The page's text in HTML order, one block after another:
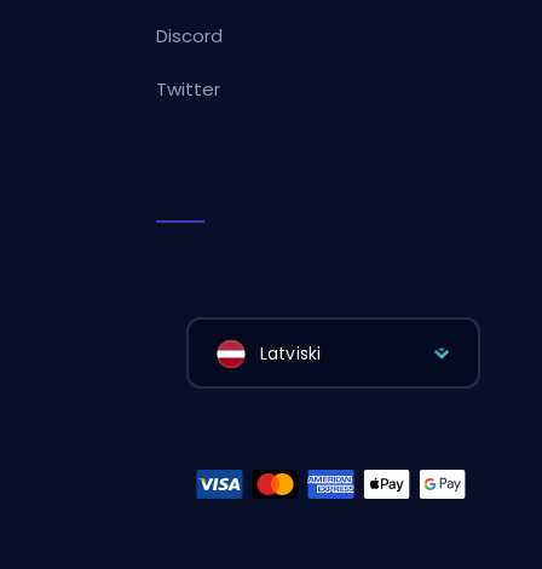
Discord
Twitter
Latviski